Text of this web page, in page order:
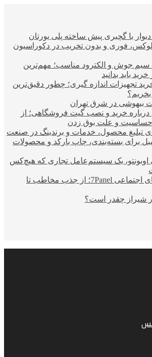
دیوار با گچبری پیش ساخته پلی یورتان
فوری و بدون تخریب در دکوراسیون
سیم جوش و الکترود مناسب؛ مهم‌ترین
باید بدانید
تجهیزات اندازه گیری؛ چطور دقیق‌ترین
بخریم؟
بیهوشی در شرق تهران
درباره خرید و نصب گیت فروشگاهی؛ از
حساسیت و علت بوق زدن
تبلیغ محصول، خدمات و برندینگ در صنعت
برای بسته‌بندی، چاپ بارکد و محصولات
یک سیستم‌عامل تجاری که هیچ‌کس
خدمات شبکه‌های اجتماعی 7Panel؛ از جذب مخاطب تا
شیراز چقدر است؟